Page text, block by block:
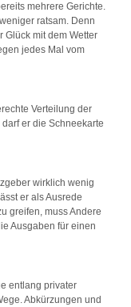
mehrere Gerichte.
ratsam. Denn
Glück mit dem Wetter
jedes Mal vom
Verteilung der
er die Schneekarte
wirklich wenig
er als Ausrede
greifen, muss Andere
Ausgaben für einen
entlang privater
Abkürzungen und